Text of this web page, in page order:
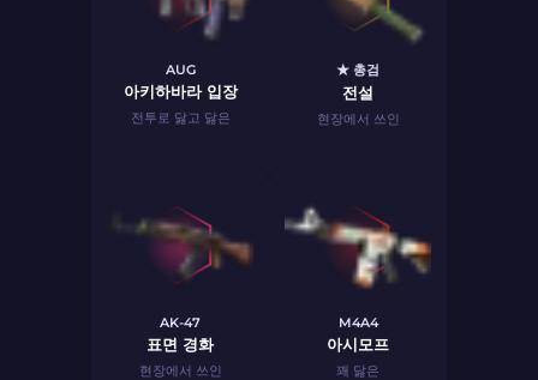
AUG
아키하바라 입장
전투로 닳고 닳은
★ 총검
전설
현장에서 쓰인
AK-47
표면 경화
현장에서 쓰인
M4A4
아시모프
꽤 닳은